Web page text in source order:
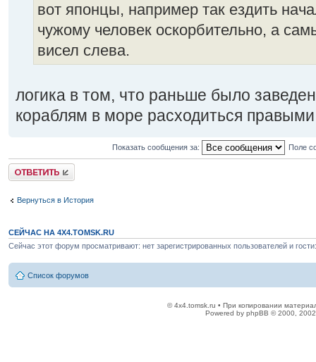
вот японцы, например так ездить
чужому человек оскорбительно, а
висел слева.
логика в том, что раньше было
кораблям в море расходиться
Показать сообщения за: Поле
Ответить
Вернуться в История
СЕЙЧАС НА 4X4.TOMSK.RU
Сейчас этот форум просматривают: нет зарегистрированных пользователей и
Список форумов
© 4x4.tomsk.ru • При копировании
Powered by phpBB © 2000,